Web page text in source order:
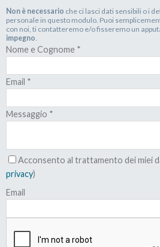
Non è necessario che ci lasci dati sensibili o i
personale in questo modulo. Puoi
con noi, ti contatteremo e/o fisseremo un
impegno
Nome e Cognome *
Email *
Messaggio *
Acconsento al trattamento dei miei
privacy)
Email